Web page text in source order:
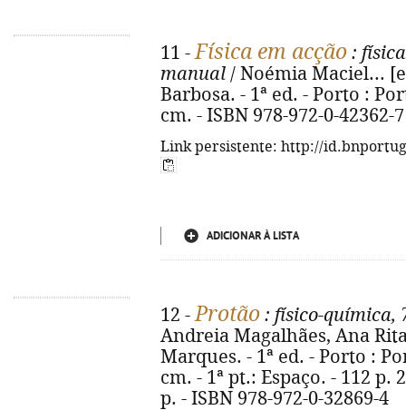
11 -Física em acção :
manual / Noémia Maciel...
Barbosa. - 1ª ed. - Porto :
cm. - ISBN 978-972-0-42362-7
Link persistente: http://
ADICIONAR À LISTA
12 -Protão : físico-química,
Andreia Magalhães, Ana
Marques. - 1ª ed. - Porto :
cm. - 1ª pt.: Espaço. - 112 p.
p. - ISBN 978-972-0-32869-4